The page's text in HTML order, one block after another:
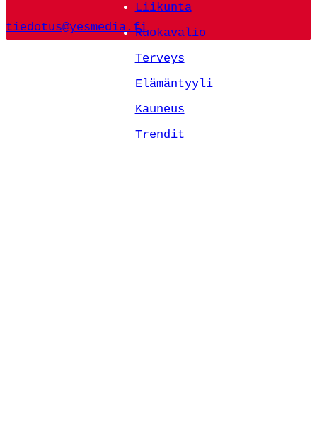
Liikunta
Ruokavalio
Terveys
Elämäntyyli
Kauneus
Trendit
tiedotus@yesmedia.fi